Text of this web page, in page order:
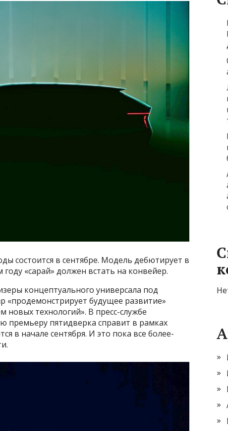
состоится в сентябре. Модель дебютирует в
«сарай» должен встать на конвейер.
концептуального универсала под
«продемонстрирует будущее развитие»
технологий». В пресс-службе
премьеру пятидверка справит в рамках
в начале сентября. И это пока все более-